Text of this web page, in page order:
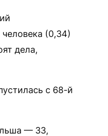
(0,34)
дела,
с 68-й
— 33,